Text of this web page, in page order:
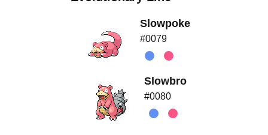
Slowpoke
#0079
Slowbro
#0080